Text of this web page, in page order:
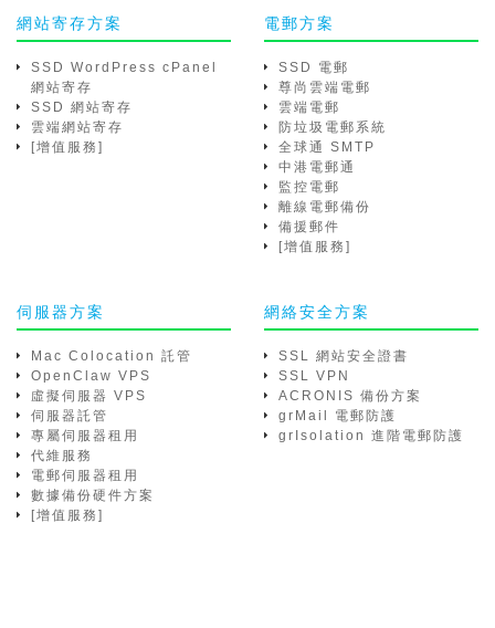
網站寄存方案
SSD WordPress cPanel
網站寄存
SSD 網站寄存
雲端網站寄存
[增值服務]
電郵方案
SSD 電郵
尊尚雲端電郵
雲端電郵
防垃圾電郵系統
全球通 SMTP
中港電郵通
監控電郵
離線電郵備份
備援郵件
[增值服務]
伺服器方案
Mac Colocation 託管
OpenClaw VPS
虛擬伺服器 VPS
伺服器託管
專屬伺服器租用
代維服務
電郵伺服器租用
數據備份硬件方案
[增值服務]
網絡安全方案
SSL 網站安全證書
SSL VPN
ACRONIS 備份方案
grMail 電郵防護
grIsolation 進階電郵防護